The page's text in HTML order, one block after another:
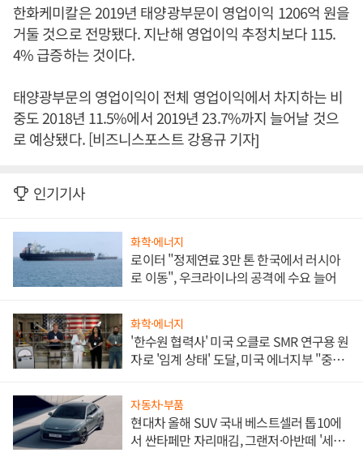
한화케미칼은 2019년 태양광부문이 영업이익 1206억 원을
거둘 것으로 전망됐다. 지난해 영업이익 추정치보다 115.
4% 급증하는 것이다.
태양광부문의 영업이익이 전체 영업이익에서 차지하는 비
중도 2018년 11.5%에서 2019년 23.7%까지 늘어날 것으
로 예상됐다. [비즈니스포스트 강용규 기자]
인기기사
화학·에너지
로이터 "정제연료 3만 톤 한국에서 러시아
로 이동", 우크라이나의 공격에 수요 늘어
화학·에너지
'한수원 협력사' 미국 오클로 SMR 연구용 원
자로 '임계 상태' 도달, 미국 에너지부 "중요
자동차·부품
현대차 올해 SUV 국내 베스트셀러 톱10에
서 싼타페만 자리매김, 그랜저·아반떼 '세단